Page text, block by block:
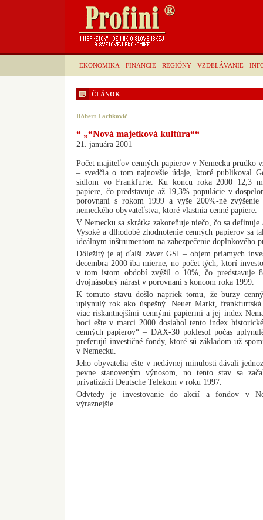
EKONOMIKA FINANCIE REGIÓNY VZDELÁVANIE
ČLÁNOK
Róbert Lachkovič
“ „“Nová majetková kultúra““
21. januára 2001
Počet majiteľov cenných papierov v Nemecku prudko
– svedčia o tom najnovšie údaje, ktoré publikoval
sídlom vo Frankfurte. Ku koncu roka 2000 12,3
papiere, čo predstavuje až 19,3% populácie v
porovnaní s rokom 1999 a vyše 200%-né
nemeckého obyvateľstva, ktoré vlastnia cenné papiere.
V Nemecku sa skrátka zakoreňuje niečo, čo sa
Vysoké a dlhodobé zhodnotenie cenných papierov sa
ideálnym inštrumentom na zabezpečenie doplnkového
Dôležitý je aj ďalší záver GSI – objem priamych
decembra 2000 iba mierne, no počet tých, ktorí
v tom istom období zvýšil o 10%, čo predstavuje
dvojnásobný nárast v porovnaní s koncom roka 1999.
K tomuto stavu došlo napriek tomu, že burzy
uplynulý rok ako úspešný. Neuer Markt,
viac riskantnejšími cennými papiermi a jej index
hoci ešte v marci 2000 dosiahol tento index
cenných papierov“ – DAX-30 poklesol počas
preferujú investičné fondy, ktoré sú základom už
v Nemecku.
Jeho obyvatelia ešte v nedávnej minulosti dávali
pevne stanoveným výnosom, no tento stav sa
privatizácii Deutsche Telekom v roku 1997.
Odvtedy je investovanie do akcií a fondov v
výraznejšie.